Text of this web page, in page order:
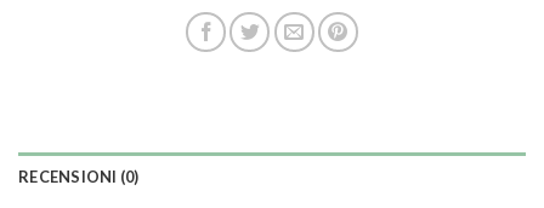
RECENSIONI (0)